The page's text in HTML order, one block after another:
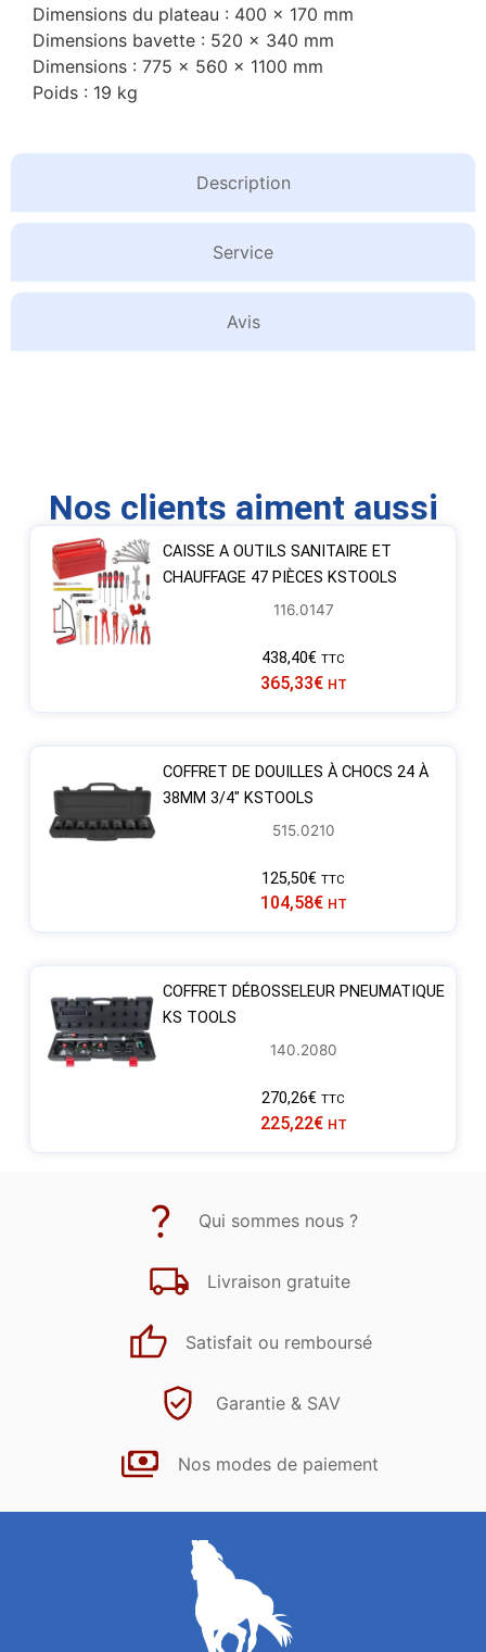
Description
Service
Avis
Dimensions du plateau : 400 x 170 mm
Dimensions bavette : 520 x 340 mm
Dimensions : 775 x 560 x 1100 mm
Poids : 19 kg
Nos clients aiment aussi
CAISSE A OUTILS SANITAIRE ET
CHAUFFAGE 47 PIÈCES KSTOOLS
116.0147
438,40€ TTC
365,33€ HT
COFFRET DE DOUILLES À CHOCS 24 À
38MM 3/4″ KSTOOLS
515.0210
125,50€ TTC
104,58€ HT
COFFRET DÉBOSSELEUR PNEUMATIQUE
KS TOOLS
140.2080
270,26€ TTC
225,22€ HT
Qui sommes nous ?
Livraison gratuite
Satisfait ou remboursé
Garantie & SAV
Nos modes de paiement